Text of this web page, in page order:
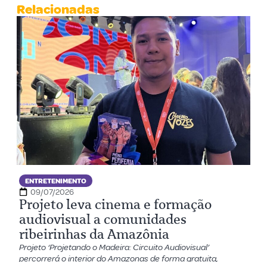
Relacionadas
ENTRETENIMENTO
09/07/2026
Projeto leva cinema e formação
audiovisual a comunidades
ribeirinhas da Amazônia
Projeto ‘Projetando o Madeira: Circuito Audiovisual’
percorrerá o interior do Amazonas de forma gratuita,